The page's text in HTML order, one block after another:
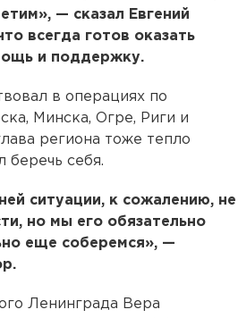
— сказал Евгений
всегда готов оказать
и поддержку.
в операциях по
Минска, Огре, Риги и
региона тоже тепло
беречь себя.
ситуации, к сожалению, не
но мы его обязательно
еще соберемся», —
Ленинграда Вера